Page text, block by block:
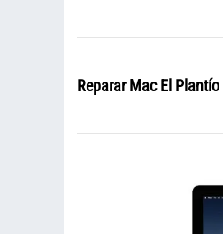
Reparar Mac El Plantío